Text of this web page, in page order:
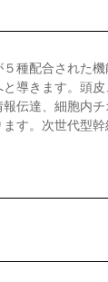
種配合された
導きます。頭皮
伝達、細胞内
す。次世代型幹